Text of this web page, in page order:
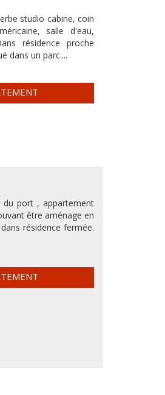
studio cabine, coin
salle d'eau,
résidence proche
dans un parc....
du port , appartement
être aménage en
résidence fermée.